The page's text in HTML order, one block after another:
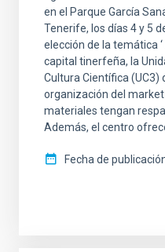
en el Parque García
Tenerife, los días 4 y 5
elección de la temática
capital tinerfeña, la
Cultura Científica (UC3)
organización del
materiales tengan
Además, el centro
Fecha de